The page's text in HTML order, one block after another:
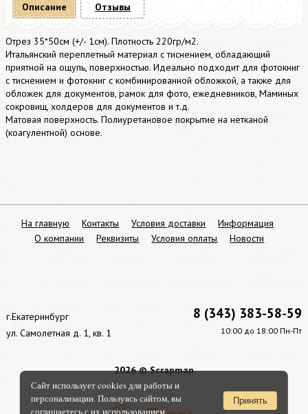
Описание
Отрез 35*50см (+/- 1см). Плотность 220гр/м2.
Итальянский переплетный материал с тиснением, обладающий
приятной на ощупь, поверхностью. Идеально подходит для фотокниг
с тиснением и фотокниг с комбинированной обложкой, а также для
обложек для документов, рамок для фото, ежедневников, Маминых
сокровищ, холдеров для документов и т.д.
Матовая поверхность. Полиуретановое покрытие на нетканой
(коагулентной) основе.
Отзывы
8 (343) 383-58-59
10:00 до 18:00 Пн-Пт
г.Екатеринбург
ул. Самолетная д. 1, кв. 1
2026 © Scrapman
На главную Контакты Условия доставки
Информация
О компании
Реквизиты Условия оплаты Новости
Сайт использует cookies для работы и
персонализации. Пользуясь сайтом, вы
соглашаетесь с их использованием.
Принять